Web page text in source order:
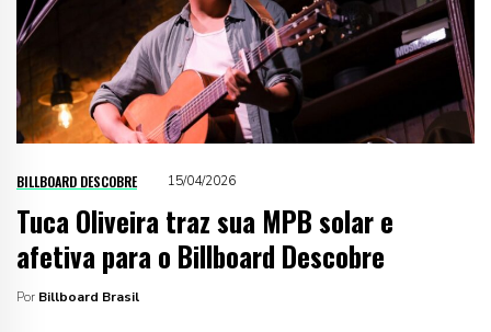
BILLBOARD DESCOBRE 15/04/2026
Tuca Oliveira traz sua MPB solar e
afetiva para o Billboard Descobre
Por Billboard Brasil